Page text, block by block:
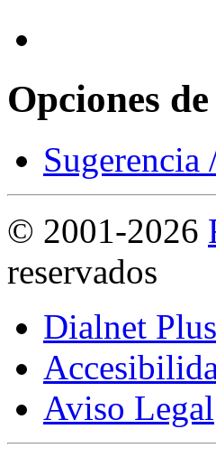
Opciones
Sugerencia
© 2001-2026
reservados
Dialnet Plus
Aviso Legal